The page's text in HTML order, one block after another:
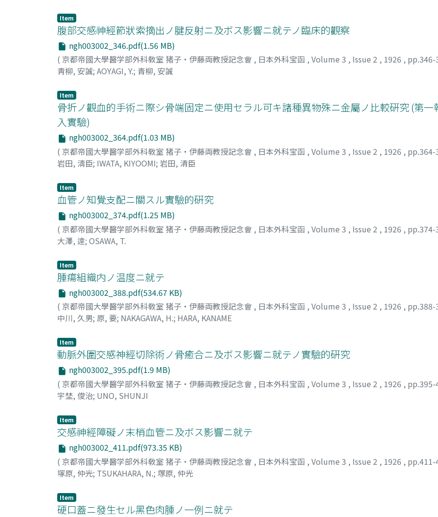
Item
腹部交感神經節狀索摘出ノ腱反射ニ及ボス影響ニ就テノ臨床的觀察
ngh003002_346.pdf(1.56 MB)
( 京都帝國大學醫学部外科敎室 猪子・伊藤両教授記念會 , 日本外科宝函 , Volume 3 , Issue 2 , 1926 , pp.346-
靑柳, 安誠; AOYAGI, Y.; 青柳, 安誠
Item
骨折ノ觀血的手術ニ際シ骨端固定ニ使用セラル可キ諸種異物殊ニ金屬ノ比較硏究 (第一
入實驗)
ngh003002_364.pdf(1.03 MB)
( 京都帝國大學醫学部外科敎室 猪子・伊藤両教授記念會 , 日本外科宝函 , Volume 3 , Issue 2 , 1926 , pp.364-
岩田, 淸臣; IWATA, KIYOOMI; 岩田, 清臣
Item
血管ノ知覺支配ニ關スル實驗的硏究
ngh003002_374.pdf(1.25 MB)
( 京都帝國大學醫学部外科敎室 猪子・伊藤両教授記念會 , 日本外科宝函 , Volume 3 , Issue 2 , 1926 , pp.374-
大澤, 逹; OSAWA, T.
Item
腫瘍組織内ノ温度ニ就テ
ngh003002_388.pdf(534.67 KB)
( 京都帝國大學醫学部外科敎室 猪子・伊藤両教授記念會 , 日本外科宝函 , Volume 3 , Issue 2 , 1926 , pp.388-
中川, 久男; 原, 要; NAKAGAWA, H.; HARA, KANAME
Item
動脈外圍交感神經切除術ノ骨癒合ニ及ボス影響ニ就テノ實驗的硏究
ngh003002_395.pdf(1.9 MB)
( 京都帝國大學醫学部外科敎室 猪子・伊藤両教授記念會 , 日本外科宝函 , Volume 3 , Issue 2 , 1926 , pp.395-
宇埜, 俊治; UNO, SHUNJI
Item
交感神經障礙ノ末梢血管ニ及ボス影響ニ就テ
ngh003002_411.pdf(973.35 KB)
( 京都帝國大學醫学部外科敎室 猪子・伊藤両教授記念會 , 日本外科宝函 , Volume 3 , Issue 2 , 1926 , pp.411-
塚原, 仲光; TSUKAHARA, N.; 塚原, 仲光
Item
硬口蓋ニ發生セル黑色肉腫ノ一例ニ就テ